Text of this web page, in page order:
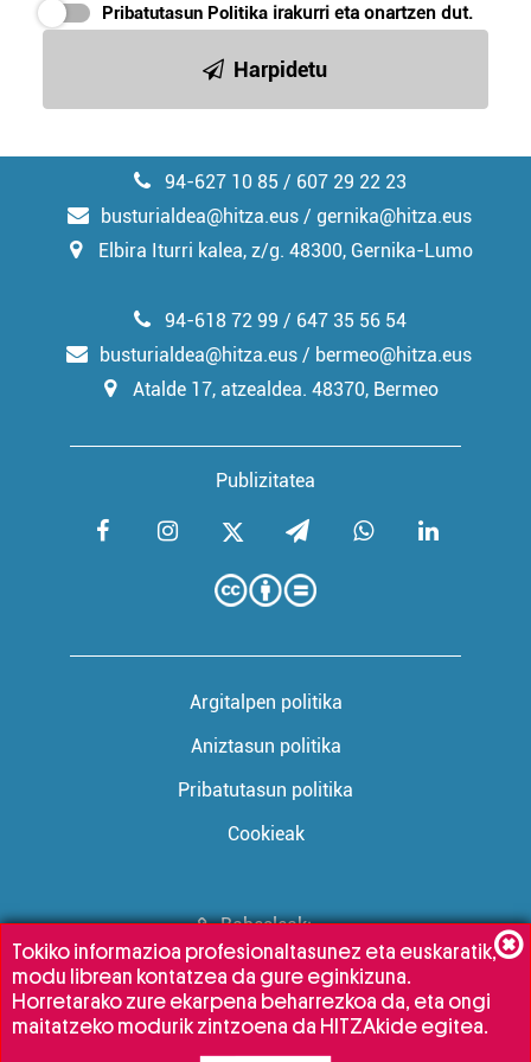
irakurri
Pribatutasun Politika irakurri eta onartzen dut.
Harpidetu
94-627 10 85 / 607 29 22 23
busturialdea@hitza.eus / gernika@hitza.eus
Elbira Iturri kalea, z/g. 48300, Gernika-Lumo
Publizitatea
94-618 72 99 / 647 35 56 54
busturialdea@hitza.eus / bermeo@hitza.eus
Atalde 17, atzealdea. 48370, Bermeo
Argitalpen politika
Aniztasun politika
Pribatutasun politika
Cookieak
Babesleak:
Tokiko informazioa profesionaltasunez eta euskaratik,
modu librean kontatzea da gure eginkizuna.
Horretarako zure ekarpena beharrezkoa da, eta ongi
maitatzeko modurik zintzoena da HITZAkide egitea.